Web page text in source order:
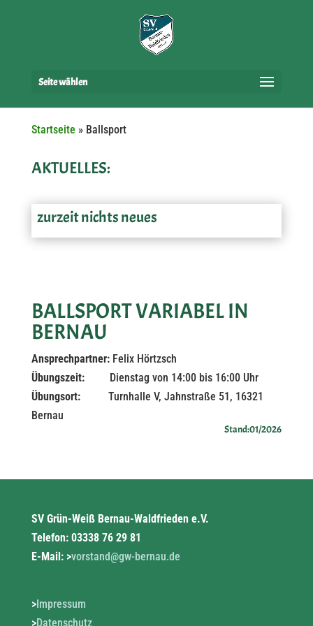
Seite wählen
Startseite » Ballsport
AKTUELLES:
zurzeit nichts neues
BALLSPORT VARIABEL IN
BERNAU
Ansprechpartner:Felix Hörtzsch
Übungszeit:Dienstag von 14:00 bis 16:00 Uhr
Übungsort:Turnhalle V, Jahnstraße 51, 16321
Bernau
Stand:01/2026
SV Grün-Weiß Bernau-Waldfrieden e.V.
Telefon: 03338 76 29 81
E-Mail: >vorstand@gw-bernau.de
>Impressum
>Datenschutz